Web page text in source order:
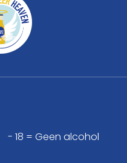
- 18 = Geen alcohol